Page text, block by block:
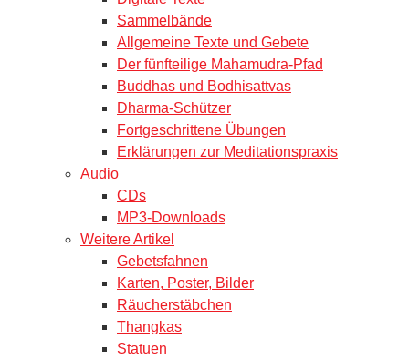
Sammelbände
Allgemeine Texte und Gebete
Der fünfteilige Mahamudra-Pfad
Buddhas und Bodhisattvas
Dharma-Schützer
Fortgeschrittene Übungen
Erklärungen zur Meditationspraxis
Audio
CDs
MP3-Downloads
Weitere Artikel
Gebetsfahnen
Karten, Poster, Bilder
Räucherstäbchen
Thangkas
Statuen